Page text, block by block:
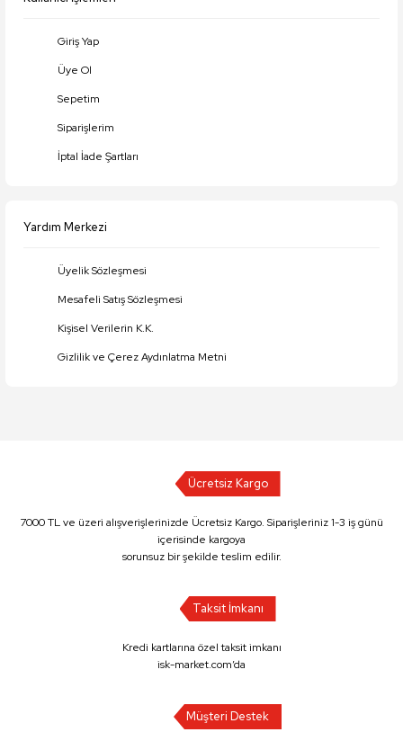
Giriş Yap
Üye Ol
Sepetim
Siparişlerim
İptal İade Şartları
Yardım Merkezi
Üyelik Sözleşmesi
Mesafeli Satış Sözleşmesi
Kişisel Verilerin K.K.
Gizlilik ve Çerez Aydınlatma Metni
Ücretsiz Kargo
7000 TL ve üzeri alışverişlerinizde Ücretsiz Kargo. Siparişleriniz 1-3 iş günü
içerisinde kargoya
sorunsuz bir şekilde teslim edilir.
Taksit İmkanı
Kredi kartlarına özel taksit imkanı
isk-market.com’da
Müşteri Destek